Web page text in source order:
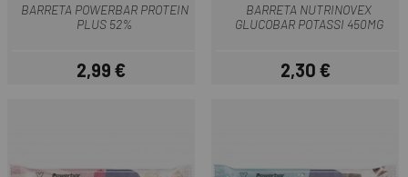
BARRETA POWERBAR PROTEIN
PLUS 52%
Preu
2,99 €
BARRETA NUTRINOVEX
GLUCOBAR POTASSI 450MG
Preu
2,30 €